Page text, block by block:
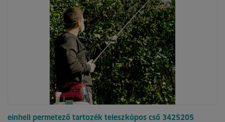
einhell permetező tartozék teleszkópos cső 3425205